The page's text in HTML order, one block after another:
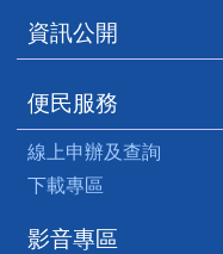
資訊公開
便民服務
線上申辦及查詢
下載專區
影音專區